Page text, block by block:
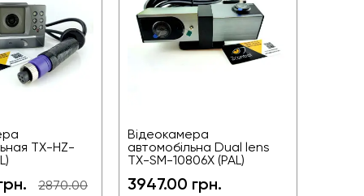
TX-HZ-
2870.00
Відеокамера
автомобільна Dual lens
TX-SM-10806X (PAL)
3947.00 грн.